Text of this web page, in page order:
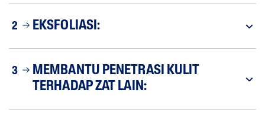
2 EKSFOLIASI:
3
MEMBANTU PENETRASI KULIT
TERHADAP ZAT LAIN: